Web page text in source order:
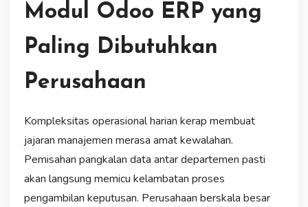
Modul Odoo ERP yang
Paling Dibutuhkan
Perusahaan
Kompleksitas operasional harian kerap membuat
jajaran manajemen merasa amat kewalahan.
Pemisahan pangkalan data antar departemen pasti
akan langsung memicu kelambatan proses
pengambilan keputusan. Perusahaan berskala besar